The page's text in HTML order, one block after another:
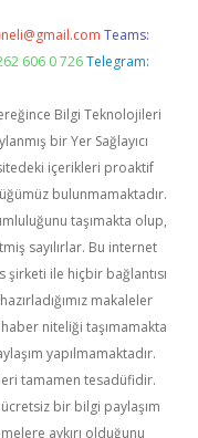
Teams:
606 0 726 Telegram:
Bilgi Teknolojileri
bir Yer Sağlayıcı
içerikleri proaktif
bulunmamaktadır.
taşımakta olup,
sayılırlar. Bu internet
şirketi ile hiçbir bağlantısı
makaleler
niteliği taşımamakta
yapılmamaktadır.
tamamen tesadüfidir.
bir bilgi paylaşım
aykırı olduğunu